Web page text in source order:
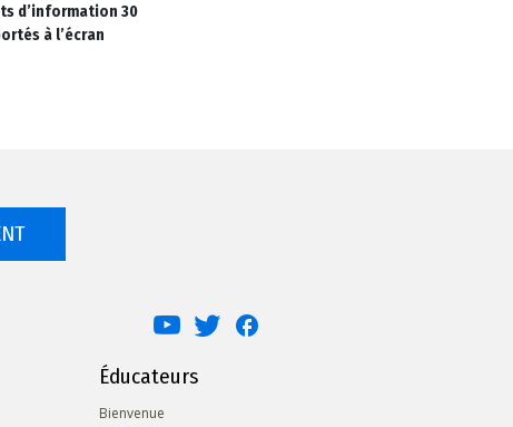
d’information 30
à l’écran
Éducateurs
Bienvenue